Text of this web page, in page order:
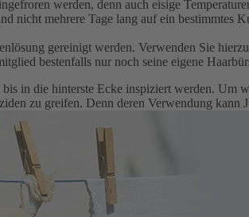
werden, denn auch eisige
nicht mehrere Tage lang auf ein bestimmtes
gereinigt werden. Verwenden Sie
bestenfalls nur noch seine eigene
in die hinterste Ecke inspiziert werden.
zu greifen. Denn deren Verwendung kann